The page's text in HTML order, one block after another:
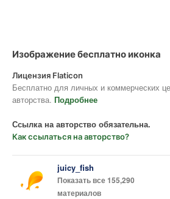
Изображение бесплатно иконка
Лицензия Flaticon
Бесплатно для личных и коммерческих
авторства. Подробнее
Ссылка на авторство обязательна.
Как ссылаться на авторство?
juicy_fish
Показать все 155,290
материалов